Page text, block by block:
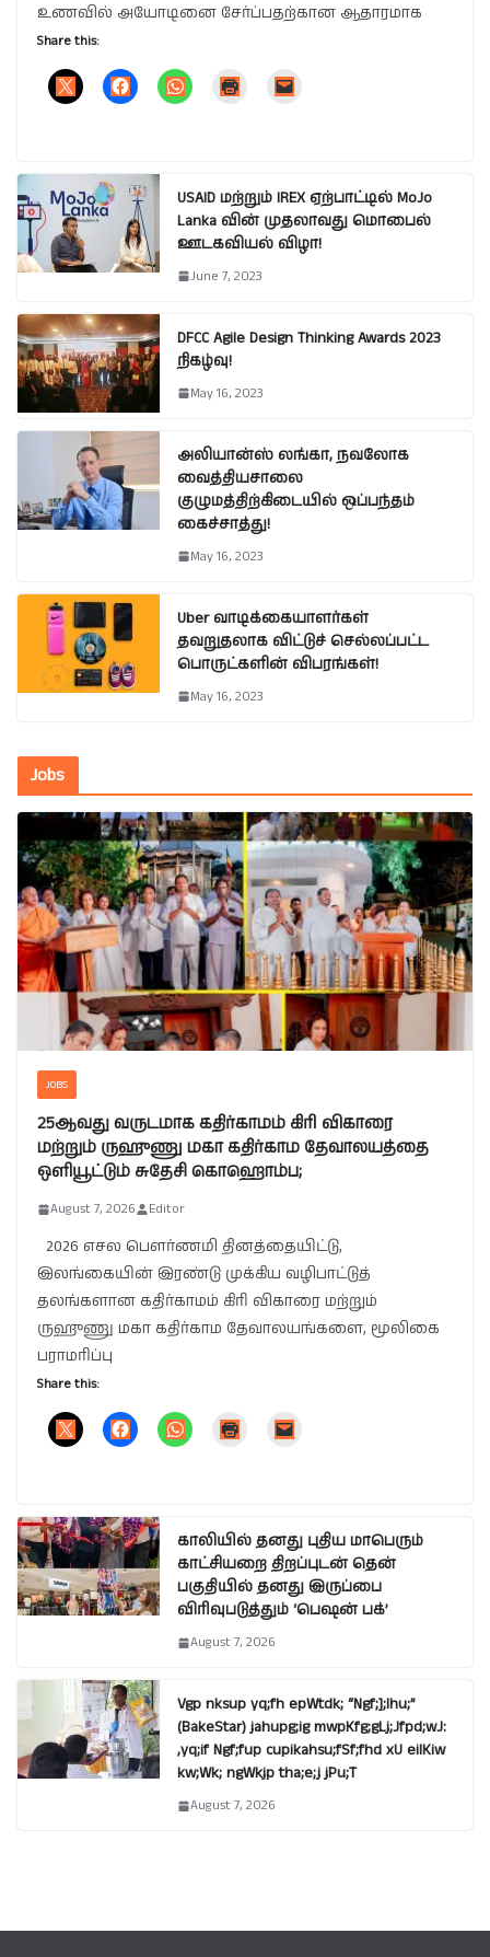
உணவில் அயோடினை சேர்ப்பதற்கான ஆதாரமாக
Share this:
USAID மற்றும் IREX ஏற்பாட்டில் MoJo
Lanka வின் முதலாவது மொபைல்
ஊடகவியல் விழா!
June 7, 2023
DFCC Agile Design Thinking Awards 2023
நிகழ்வு!
May 16, 2023
அலியான்ஸ் லங்கா, நவலோக
வைத்தியசாலை
குழுமத்திற்கிடையில் ஒப்பந்தம்
கைச்சாத்து!
May 16, 2023
Uber வாடிக்கையாளர்கள்
தவறுதலாக விட்டுச் செல்லப்பட்ட
பொருட்களின் விபரங்கள்!
May 16, 2023
Jobs
JOBS
25ஆவது வருடமாக கதிர்காமம் கிரி விகாரை
மற்றும் ருஹுணு மகா கதிர்காம தேவாலயத்தை
ஒளியூட்டும் சுதேசி கொஹொம்ப;
August 7, 2026 Editor
2026 எசல பௌர்ணமி தினத்தையிட்டு,
இலங்கையின் இரண்டு முக்கிய வழிபாட்டுத்
தலங்களான கதிர்காமம் கிரி விகாரை மற்றும்
ருஹுணு மகா கதிர்காம தேவாலயங்களை, மூலிகை
பராமரிப்பு
Share this:
காலியில் தனது புதிய மாபெரும்
காட்சியறை திறப்புடன் தென்
பகுதியில் தனது இருப்பை
விரிவுபடுத்தும் ‘பெஷன் பக்’
August 7, 2026
Vgp nksup yq;fh epWtdk; “Ngf;];lhu;”
(BakeStar) jahupg;ig mwpKfg;gLj;Jfpd;wJ:
,yq;if Ngf;fup cupikahsu;fSf;fhd xU eilKiw
kw;Wk; ngWkjp tha;e;j jPu;T
August 7, 2026